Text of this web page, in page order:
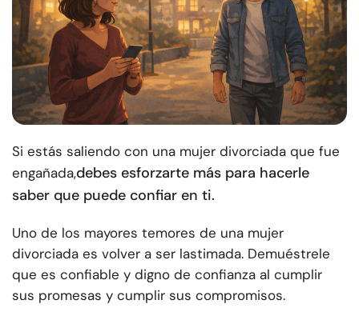
Si estás saliendo con una mujer divorciada que fue
engañada,debes esforzarte más para hacerle
saber que puede confiar en ti.
Uno de los mayores temores de una mujer
divorciada es volver a ser lastimada. Demuéstrele
que es confiable y digno de confianza al cumplir
sus promesas y cumplir sus compromisos.